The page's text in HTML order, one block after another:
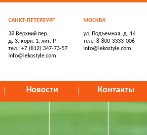
САНКТ-ПЕТЕРБУРГ
3й Верхний пер.,
д. 3, корп. 1, лит. Р
тел.: +7 (812) 347-73-57
info@lekostyle.com
МОСКВА
ул. Подъемная, д. 14
тел.: 8-800-3333-006
info@lekostyle.com
Новости Контакты